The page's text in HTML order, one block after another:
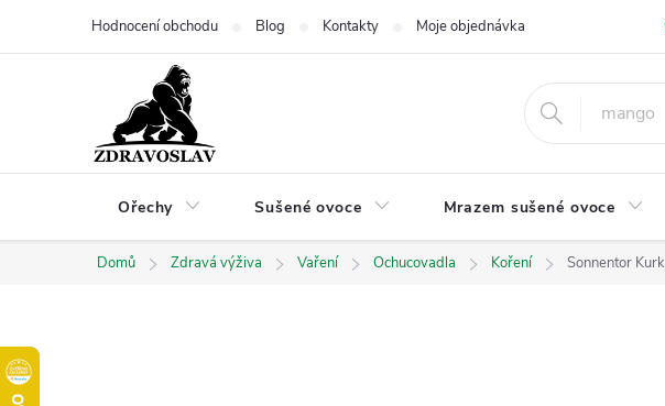
Hodnocení obchodu Blog Kontakty Moje objednávka GDPR a
Ořechy Sušené ovoce Mrazem sušené ovoce
Domů Zdravá výživa Vaření Ochucovadla Koření Sonnentor